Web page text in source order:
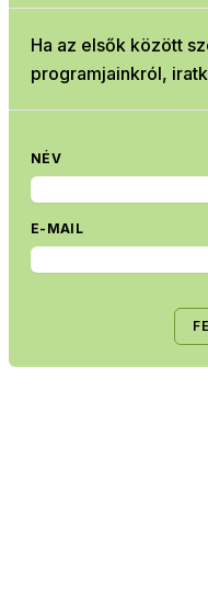
Ha az elsők között
programjainkról,
NÉV
E-MAIL